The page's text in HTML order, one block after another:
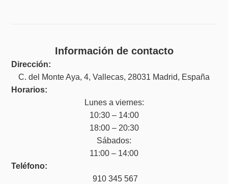
Información de contacto
Dirección:
C. del Monte Aya, 4, Vallecas, 28031 Madrid, España
Horarios:
Lunes a viernes:
10:30 – 14:00
18:00 – 20:30
Sábados:
11:00 – 14:00
Teléfono:
910 345 567